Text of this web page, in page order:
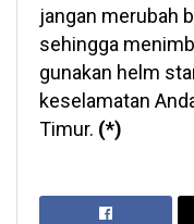
jangan merubah
sehingga
gunakan helm
keselamatan
Timur. (*)